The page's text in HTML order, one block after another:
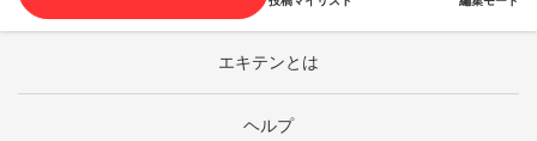
エキテンとは
ヘルプ